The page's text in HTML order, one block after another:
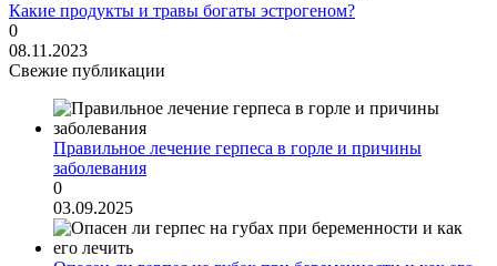
Какие продукты и травы богаты эстрогеном?
0
08.11.2023
Свежие публикации
Правильное лечение герпеса в горле и причины
заболевания
0
03.09.2025